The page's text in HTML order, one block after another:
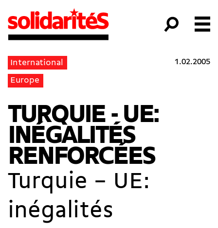
International
Europe
1.02.2005
TURQUIE - UE:
INÉGALITÉS
RENFORCÉES
Turquie – UE:
inégalités